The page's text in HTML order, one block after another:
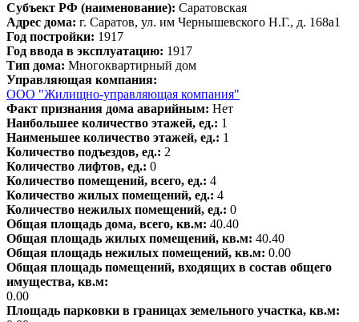
Субъект РФ (наименование): Саратовская
Адрес дома: г. Саратов, ул. им Чернышевского Н.Г., д. 168а1
Год постройки: 1917
Год ввода в эксплуатацию: 1917
Тип дома: Многоквартирный дом
Управляющая компания:
ООО "Жилищно-управляющая компания"
Факт признания дома аварийным: Нет
Наибольшее количество этажей, ед.: 1
Наименьшее количество этажей, ед.: 1
Количество подъездов, ед.: 2
Количество лифтов, ед.: 0
Количество помещений, всего, ед.: 4
Количество жилых помещений, ед.: 4
Количество нежилых помещений, ед.: 0
Общая площадь дома, всего, кв.м: 40.40
Общая площадь жилых помещений, кв.м: 40.40
Общая площадь нежилых помещений, кв.м: 0.00
Общая площадь помещений, входящих в состав общего
имущества, кв.м:
0.00
Площадь парковки в границах земельного участка, кв.м: